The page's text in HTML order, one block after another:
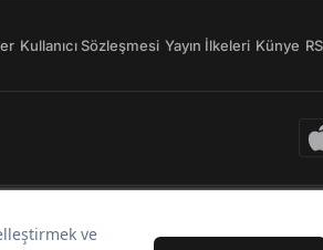
Kullanıcı Sözleşmesi Yayın İlkeleri Künye